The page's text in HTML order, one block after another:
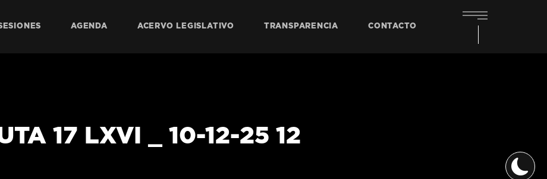
AGENDA ACERVO LEGISLATIVO TRANSPARENCIA CONTACTO
17 LXVI _ 10-12-25 12